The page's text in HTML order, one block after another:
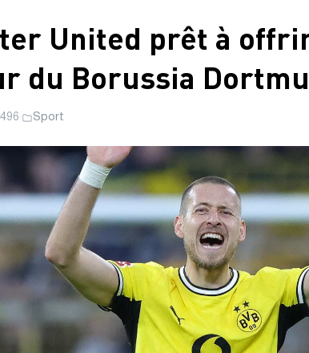
United prêt à
du Borussia
496· Sport